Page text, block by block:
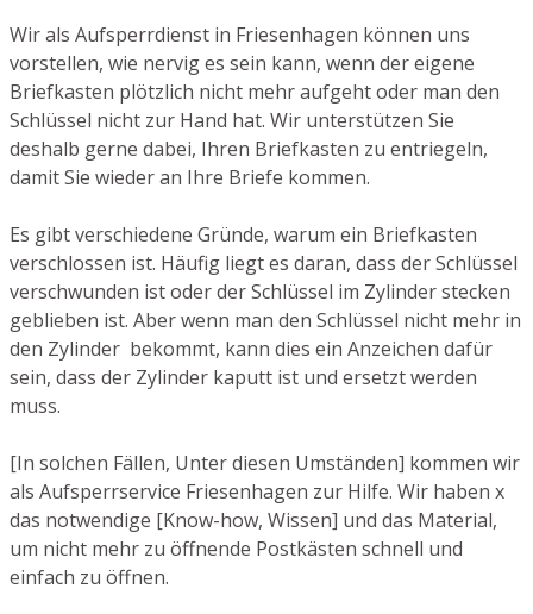
Wir als Aufsperrdienst in Friesenhagen können uns
vorstellen, wie nervig es sein kann, wenn der eigene
Briefkasten plötzlich nicht mehr aufgeht oder man den
Schlüssel nicht zur Hand hat. Wir unterstützen Sie
deshalb gerne dabei, Ihren Briefkasten zu entriegeln,
damit Sie wieder an Ihre Briefe kommen.
Es gibt verschiedene Gründe, warum ein Briefkasten
verschlossen ist. Häufig liegt es daran, dass der Schlüssel
verschwunden ist oder der Schlüssel im Zylinder stecken
geblieben ist. Aber wenn man den Schlüssel nicht mehr in
den Zylinder bekommt, kann dies ein Anzeichen dafür
sein, dass der Zylinder kaputt ist und ersetzt werden
muss.
[In solchen Fällen, Unter diesen Umständen] kommen wir
als Aufsperrservice Friesenhagen zur Hilfe. Wir haben x
das notwendige [Know-how, Wissen] und das Material,
um nicht mehr zu öffnende Postkästen schnell und
einfach zu öffnen.